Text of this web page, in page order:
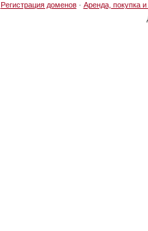
Регистрация доменов· Аренда, покупка